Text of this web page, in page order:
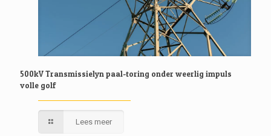
500kV Transmissielyn paal-toring onder weerlig impuls
volle golf
Lees meer